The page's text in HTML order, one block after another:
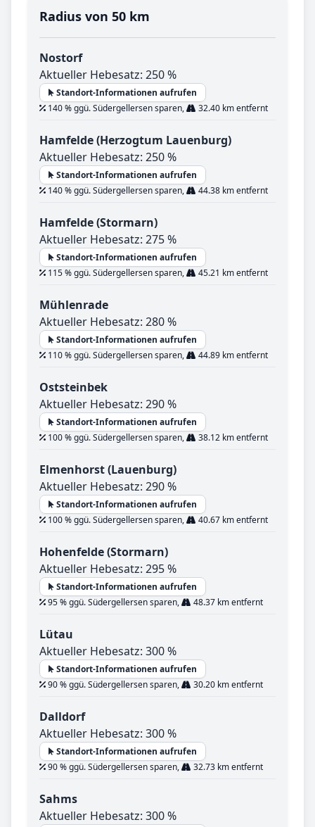
Radius von 50 km
Nostorf
Aktueller Hebesatz: 250 %
Standort-Informationen aufrufen
140 % ggü. Südergellersen sparen,
32.40 km entfernt
Hamfelde (Herzogtum Lauenburg)
Aktueller Hebesatz: 250 %
Standort-Informationen aufrufen
140 % ggü. Südergellersen sparen,
44.38 km entfernt
Hamfelde (Stormarn)
Aktueller Hebesatz: 275 %
Standort-Informationen aufrufen
115 % ggü. Südergellersen sparen,
45.21 km entfernt
Mühlenrade
Aktueller Hebesatz: 280 %
Standort-Informationen aufrufen
110 % ggü. Südergellersen sparen,
44.89 km entfernt
Oststeinbek
Aktueller Hebesatz: 290 %
Standort-Informationen aufrufen
100 % ggü. Südergellersen sparen,
38.12 km entfernt
Elmenhorst (Lauenburg)
Aktueller Hebesatz: 290 %
Standort-Informationen aufrufen
100 % ggü. Südergellersen sparen,
40.67 km entfernt
Hohenfelde (Stormarn)
Aktueller Hebesatz: 295 %
Standort-Informationen aufrufen
95 % ggü. Südergellersen sparen,
48.37 km entfernt
Lütau
Aktueller Hebesatz: 300 %
Standort-Informationen aufrufen
90 % ggü. Südergellersen sparen,
30.20 km entfernt
Dalldorf
Aktueller Hebesatz: 300 %
Standort-Informationen aufrufen
90 % ggü. Südergellersen sparen,
32.73 km entfernt
Sahms
Aktueller Hebesatz: 300 %